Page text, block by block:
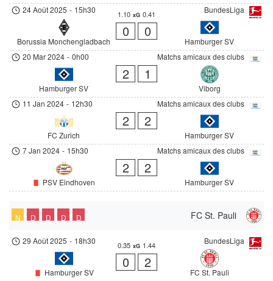
BundesLiga
24 Août 2025 - 15h30
Borussia Monchengladbach
1.10 xG 0.41
0 0
Hamburger SV
Matchs amicaux des clubs
20 Mar 2024 - 0h00
Hamburger SV
2 1
Viborg
Matchs amicaux des clubs
11 Jan 2024 - 12h30
FC Zurich
2 2
Hamburger SV
Matchs amicaux des clubs
7 Jan 2024 - 15h30
PSV Eindhoven
2 2
Hamburger SV
FC St. Pauli
N D D D D
BundesLiga
29 Août 2025 - 18h30
Hamburger SV
0.35 xG 1.44
0 2
FC St. Pauli